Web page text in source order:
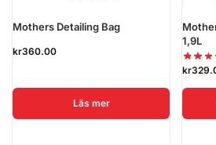
Mothers Detailing Bag
kr360.00
Läs mer
1,9L
kr